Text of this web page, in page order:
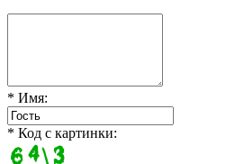
* Имя:
* Код с картинки: